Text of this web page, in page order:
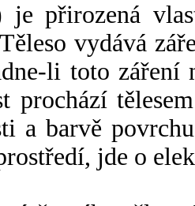
je přirozená
vydává
li toto záření
prochází
a barvě
jde o